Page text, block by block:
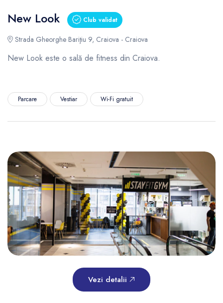
New Look Club validat
Strada Gheorghe Bariţiu 9, Craiova - Craiova
New Look este o sală de fitness din Craiova.
Parcare Vestiar Wi-Fi gratuit
Vezi detalii